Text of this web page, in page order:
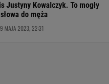
Justyny Kowalczyk. To mogły
do męża
MAJA 2023, 22:31